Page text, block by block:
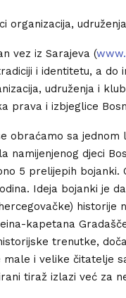
organizacija,
vez iz Sarajeva (
i identitetu, a do
udruženja i
prava i izbjeglice
obraćamo sa jednom
namijenjenog djeci
5 prelijepih bojanki.
Ideja bojanki je
historije
kapetana
trenutke,
male i velike čitatelje
tiraž izlazi već za